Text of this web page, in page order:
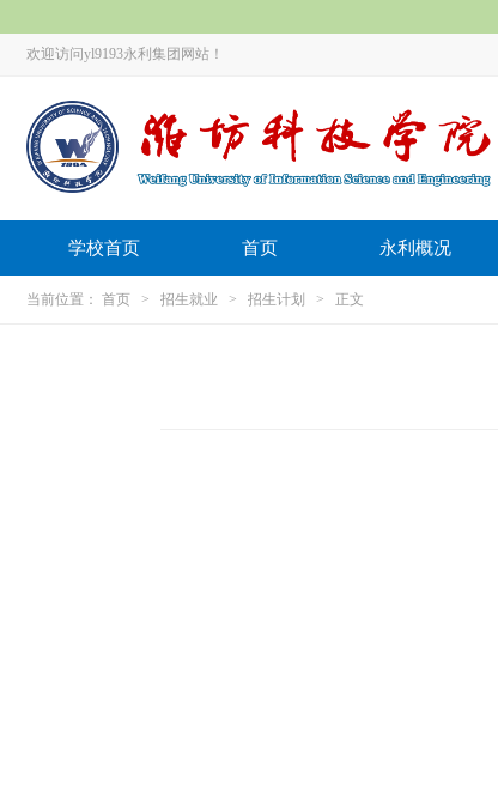
欢迎访问yl9193永利集团网站！
学校首页 首页 永利概况
当前位置： 首页 > 招生就业 > 招生计划 > 正文